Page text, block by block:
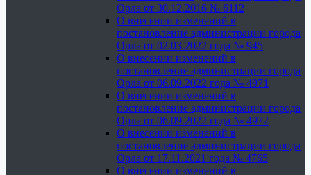
Орла от 30.12.2016 № 6112
О внесении изменений в
постановление администрации города
Орла от 02.03.2022 года № 945
О внесении изменений в
постановление администрации города
Орла от 06.09.2022 года № 4971
О внесении изменений в
постановление администрации города
Орла от 06.09.2022 года № 4972
О внесении изменений в
постановление администрации города
Орла от 17.11.2021 года № 4765
О внесении изменений в